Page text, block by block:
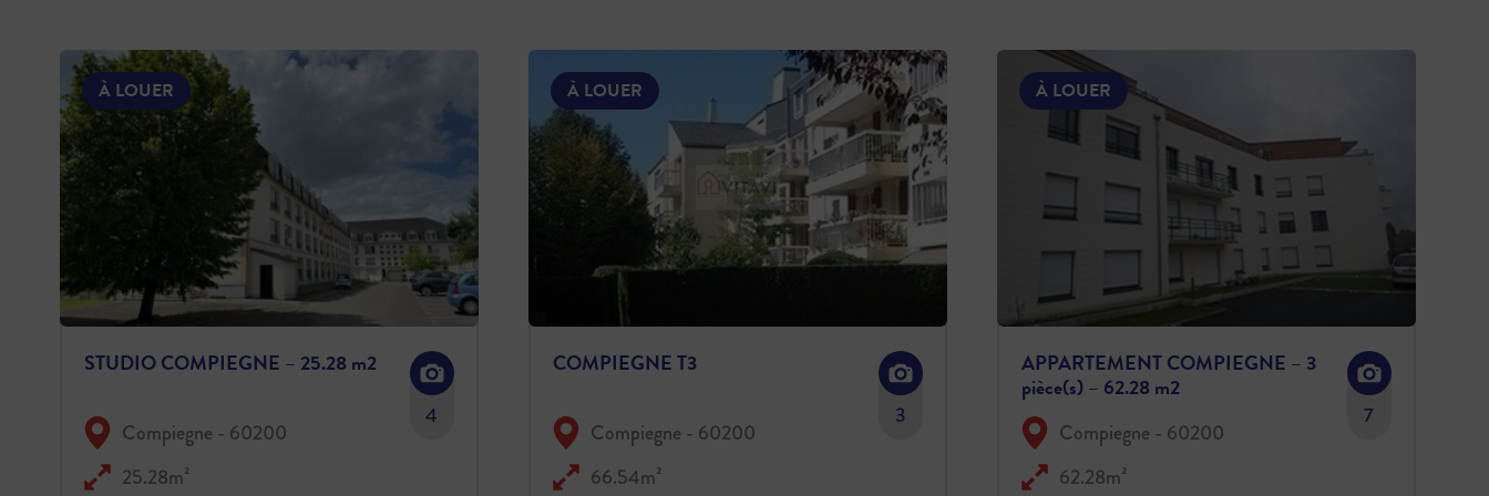
À LOUER
STUDIO COMPIEGNE – 25.28 m2
Compiegne - 60200
25.28m²
4
À LOUER
COMPIEGNE T3
Compiegne - 60200
66.54m²
3
À LOUER
APPARTEMENT COMPIEGNE – 3
pièce(s) – 62.28 m2
Compiegne - 60200
62.28m²
7